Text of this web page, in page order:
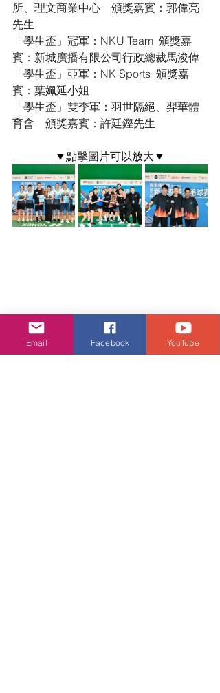
所、理文商業中心　頒獎嘉賓：郭偉亮
先生
「學生盃」冠軍：NKU Team  頒獎嘉
賓：新城廣播有限公司行政總裁馬浚偉
「學生盃」亞軍：NK Sports  頒獎嘉
賓：葉姵延小姐
「學生盃」雙季軍：羽世隔絕、羿華體
育會　頒獎嘉賓：許廷鏗先生
▼點擊圖片可以放大▼
Email Facebook YouTube